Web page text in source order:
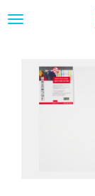
Ga
hoofdinhoud